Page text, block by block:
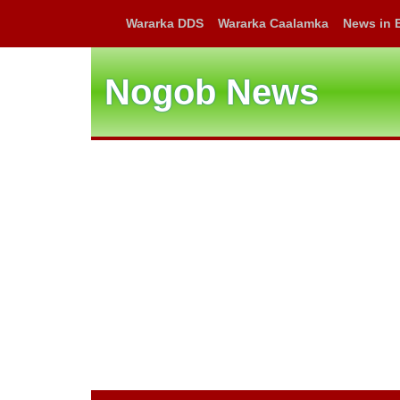
Wararka DDS Wararka Caalamka News in
Nogob News